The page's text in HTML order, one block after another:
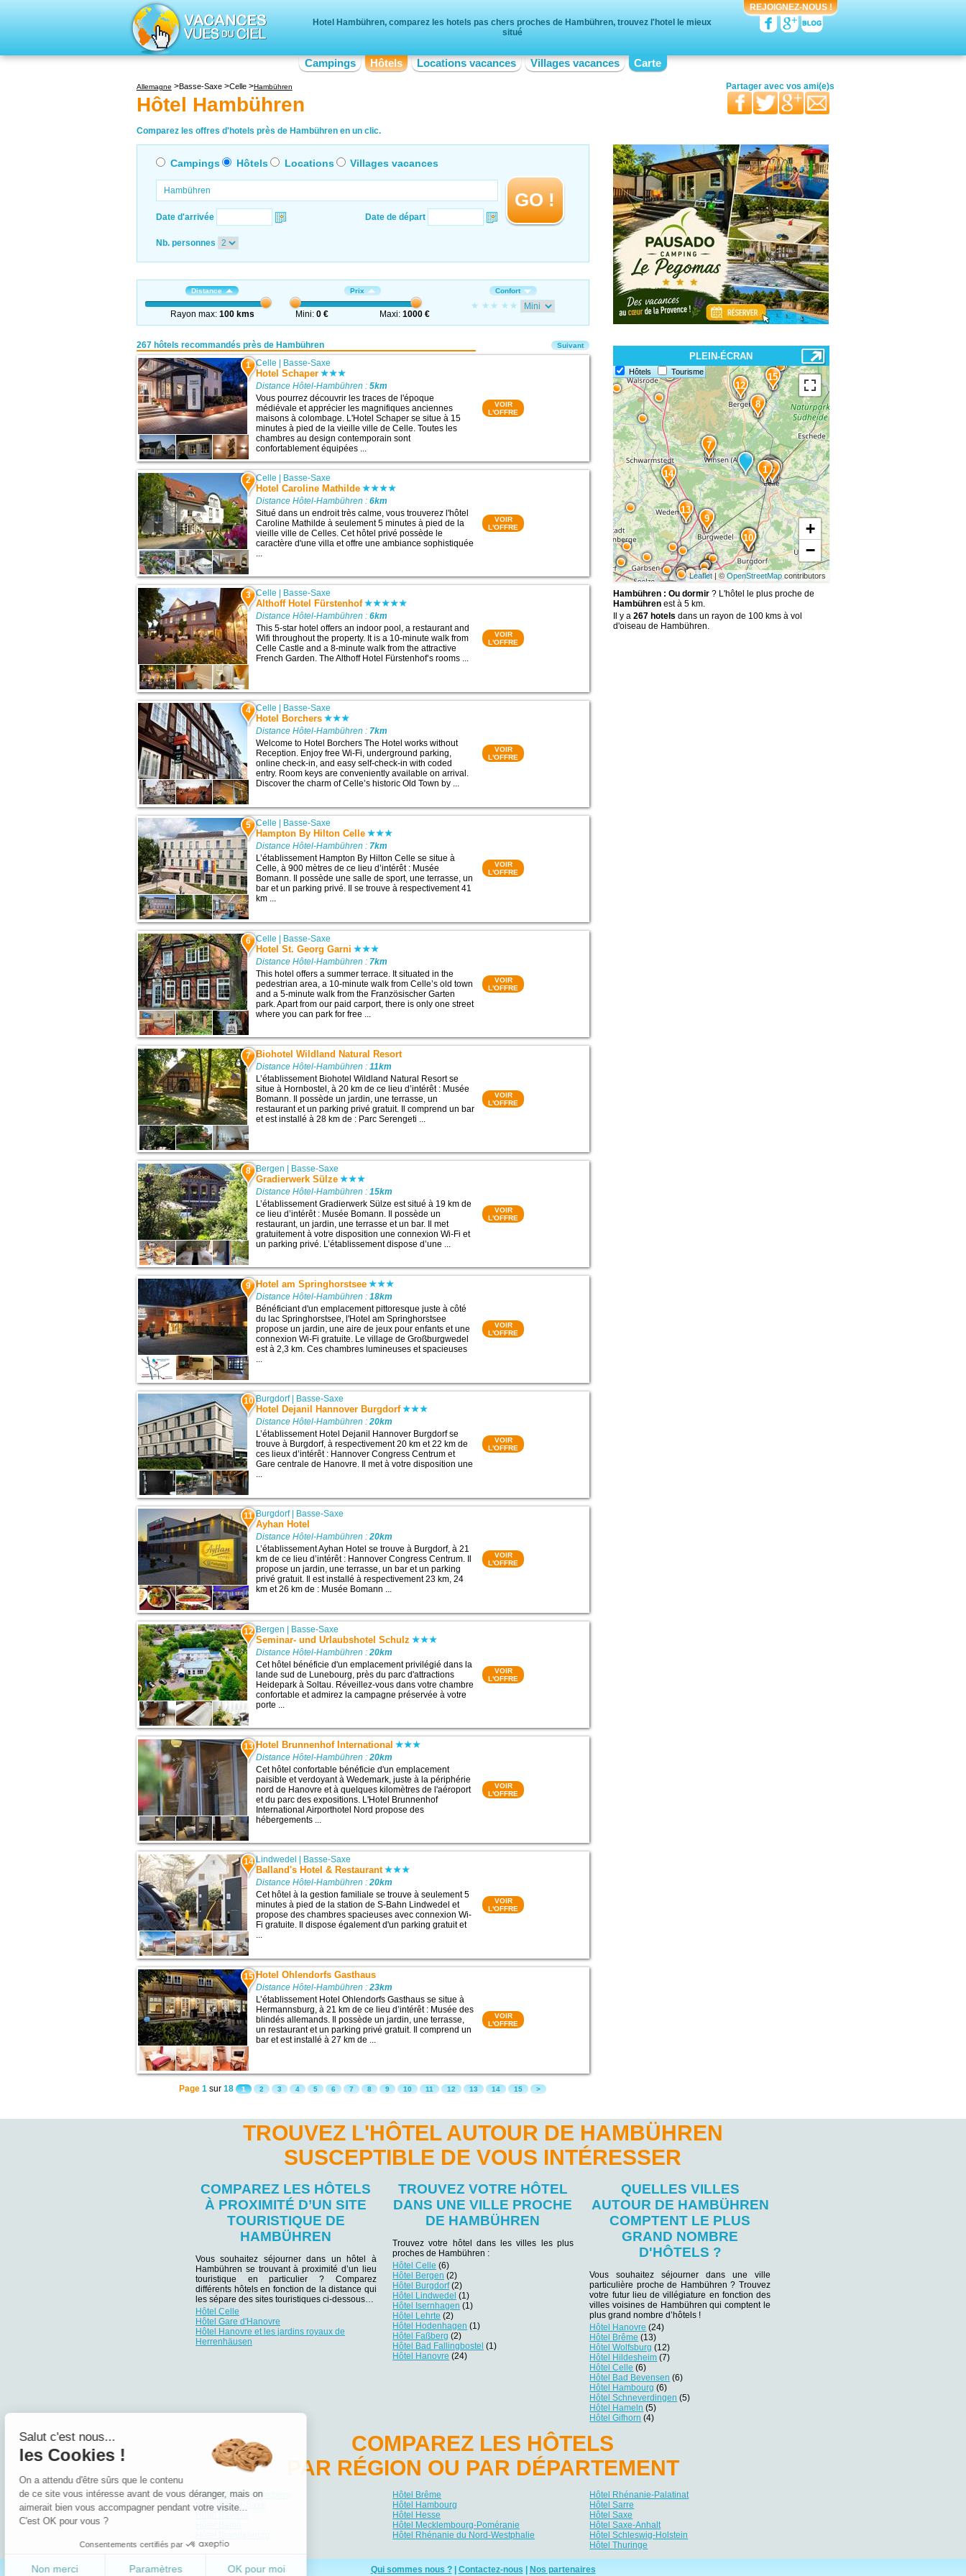
Hotel Hambühren, comparez les hotels pas chers proches de Hambühren, trouvez l'hotel le mieux
situé
REJOIGNEZ-NOUS !
Campings Hôtels Locations vacances Villages vacances Carte
Allemagne Basse-Saxe Celle Hambühren
Hôtel Hambühren
Partager avec
vos ami(e)s
votre famille
Comparez les offres d'hotels près de Hambühren en un clic.
Campings Hôtels Locations Villages vacances
Date d'arrivée Date de départ
GO !
Nb. personnes
Distance
Rayon max: 100 kms
Prix
Mini:0 € Maxi: 1000 €
Confort
267 hôtels recommandés près de Hambühren
1 Celle | Basse-Saxe
Hotel Schaper
Distance Hôtel-Hambühren :5km
Vous pourrez découvrir les traces de l'époque
médiévale et apprécier les magnifiques anciennes
maisons à colombage. L'Hotel Schaper se situe à 15
minutes à pied de la vieille ville de Celle. Toutes les
chambres au design contemporain sont
confortablement équipées ...
VOIR
L'OFFRE
2 Celle | Basse-Saxe
Hotel Caroline Mathilde
Distance Hôtel-Hambühren :6km
Situé dans un endroit très calme, vous trouverez l'hôtel
Caroline Mathilde à seulement 5 minutes à pied de la
vieille ville de Celles. Cet hôtel privé possède le
caractère d'une villa et offre une ambiance sophistiquée
VOIR
L'OFFRE
3 Celle Basse-Saxe
Althoff Hotel Fürstenhof
Distance Hôtel-Hambühren :6km
This 5-star hotel offers an indoor pool, a restaurant and
Wifi throughout the property. It is a 10-minute walk from
Celle Castle and a 8-minute walk from the attractive
French Garden. The Althoff Hotel Fürstenhof’s rooms ...
VOIR
L'OFFRE
4 Celle Basse-Saxe
Hotel Borchers
Distance Hôtel-Hambühren : 7km
Welcome to Hotel Borchers The Hotel works without
Reception. Enjoy free Wi-Fi, underground parking,
online check-in, and easy self-check-in with coded
entry. Room keys are conveniently available on arrival.
Discover the charm of Celle’s historic Old Town by ...
VOIR
L'OFFRE
5 Celle Basse-Saxe
Hampton By Hilton Celle
Distance Hôtel-Hambühren : 7km
L’établissement Hampton By Hilton Celle se situe à
Celle, à 900 mètres de ce lieu d’intérêt : Musée
Bomann. Il possède une salle de sport, une terrasse, un
bar et un parking privé. Il se trouve à respectivement 41
km ...
VOIR
L'OFFRE
6 Celle | Basse-Saxe
Hotel St. Georg Garni
Distance Hôtel-Hambühren : 7km
This hotel offers a summer terrace. It situated in the
pedestrian area, a 10-minute walk from Celle’s old town
and a 5-minute walk from the Französischer Garten
park. Apart from our paid carport, there is only one street
where you can park for free ...
VOIR
L'OFFRE
7 Biohotel Wildland Natural Resort
Distance Hôtel-Hambühren :11km
L’établissement Biohotel Wildland Natural Resort se
situe à Hornbostel, à 20 km de ce lieu d’intérêt : Musée
Bomann. Il possède un jardin, une terrasse, un
restaurant et un parking privé gratuit. Il comprend un bar
et est installé à 28 km de : Parc Serengeti ...
VOIR
L'OFFRE
8 Bergen | Basse-Saxe
Gradierwerk Sülze
Distance Hôtel-Hambühren :15km
L’établissement Gradierwerk Sülze est situé à 19 km de
ce lieu d’intérêt : Musée Bomann. Il possède un
restaurant, un jardin, une terrasse et un bar. Il met
gratuitement à votre disposition une connexion Wi-Fi et
un parking privé. L’établissement dispose d’une ...
VOIR
L'OFFRE
9 Hotel am Springhorstsee
Distance Hôtel-Hambühren :18km
Bénéficiant d'un emplacement pittoresque juste à côté
du lac Springhorstsee, l'Hotel am Springhorstsee
propose un jardin, une aire de jeux pour enfants et une
connexion Wi-Fi gratuite. Le village de Großburgwedel
est à 2,3 km. Ces chambres lumineuses et spacieuses
...
VOIR
L'OFFRE
10 Burgdorf| Basse-Saxe
Hotel Dejanil Hannover Burgdorf
Distance Hôtel-Hambühren :20km
L’établissement Hotel Dejanil Hannover Burgdorf se
trouve à Burgdorf, à respectivement 20 km et 22 km de
ces lieux d’intérêt : Hannover Congress Centrum et
Gare centrale de Hanovre. Il met à votre disposition une
...
VOIR
L'OFFRE
11 Burgdorf| Basse-Saxe
Ayhan Hotel
Distance Hôtel-Hambühren :20km
L’établissement Ayhan Hotel se trouve à Burgdorf, à 21
km de ce lieu d’intérêt : Hannover Congress Centrum. Il
propose un jardin, une terrasse, un bar et un parking
privé gratuit. Il est installé à respectivement 23 km, 24
km et 26 km de : Musée Bomann ...
VOIR
L'OFFRE
12 Bergen | Basse-Saxe
Seminar- und Urlaubshotel Schulz
Distance Hôtel-Hambühren :20km
Cet hôtel bénéficie d'un emplacement privilégié dans la
lande sud de Lunebourg, près du parc d'attractions
Heidepark à Soltau. Réveillez-vous dans votre chambre
confortable et admirez la campagne préservée à votre
porte ...
VOIR
L'OFFRE
13 Hotel Brunnenhof International
Distance Hôtel-Hambühren :20km
Cet hôtel confortable bénéficie d'un emplacement
paisible et verdoyant à Wedemark, juste à la périphérie
nord de Hanovre et à quelques kilomètres de l'aéroport
et du parc des expositions. L'Hotel Brunnenhof
International Airporthotel Nord propose des
hébergements ...
VOIR
L'OFFRE
14 Lindwedel Basse-Saxe
Balland's Hotel & Restaurant
Distance Hôtel-Hambühren :20km
Cet hôtel à la gestion familiale se trouve à seulement 5
minutes à pied de la station de S-Bahn Lindwedel et
propose des chambres spacieuses avec connexion Wi-
Fi gratuite. Il dispose également d'un parking gratuit et
...
VOIR
L'OFFRE
15 Hotel Ohlendorfs Gasthaus
Distance Hôtel-Hambühren :23km
L’établissement Hotel Ohlendorfs Gasthaus se situe à
Hermannsburg, à 21 km de ce lieu d’intérêt : Musée des
blindés allemands. Il possède un jardin, une terrasse,
un restaurant et un parking privé gratuit. Il comprend un
bar et est installé à 27 km de ...
VOIR
L'OFFRE
Suivant
Page 1 sur18 1 2 3 4 5 6 7 8 9 10 11 12 13 14 15 >
PLEIN-ÉCRAN
Hôtels Tourisme 15
14
13
12
11
10
9
8
7
6
5
4
3
2
1
+
−
Leaflet| ©OpenStreetMap contributors
Hambühren : Ou dormir? L'hôtel le plus proche de
Hambührenest à 5 km.
Il y a 267 hotels dans un rayon de 100 kms à vol
d'oiseau de Hambühren.
TROUVEZ L'HÔTEL AUTOUR DE HAMBÜHREN
SUSCEPTIBLE DE VOUS INTÉRESSER
COMPAREZ LES HÔTELS
À PROXIMITÉ D’UN SITE
TOURISTIQUE DE
HAMBÜHREN
Vous souhaitez séjourner dans un hôtel à
Hambühren se trouvant à proximité d’un lieu
touristique en particulier ? Comparez
différents hôtels en fonction de la distance qui
les sépare des sites touristiques ci-dessous…
Hôtel Celle
Hôtel Gare d'Hanovre
Hôtel Hanovre et les jardins royaux de
Herrenhäusen
TROUVEZ VOTRE HÔTEL
DANS UNE VILLE PROCHE
DE HAMBÜHREN
Trouvez votre hôtel dans les villes les plus
proches de Hambühren :
Hôtel Celle (6)
Hôtel Bergen (2)
Hôtel Burgdorf(2)
Hôtel Lindwedel (1)
Hôtel Isernhagen (1)
Hôtel Lehrte (2)
Hôtel Hodenhagen (1)
Hôtel Faßberg (2)
Hôtel Bad Fallingbostel (1)
Hôtel Hanovre (24)
QUELLES VILLES
AUTOUR DE HAMBÜHREN
COMPTENT LE PLUS
GRAND NOMBRE
D'HÔTELS ?
Vous souhaitez séjourner dans une ville
particulière proche de Hambühren ? Trouvez
votre futur lieu de villégiature en fonction des
villes voisines de Hambühren qui comptent le
plus grand nombre d’hôtels !
Hôtel Hanovre (24)
Hôtel Brême (13)
Hôtel Wolfsburg (12)
Hôtel Hildesheim (7)
Hôtel Celle (6)
Hôtel Bad Bevensen (6)
Hôtel Hambourg (6)
Hôtel Schneverdingen (5)
Hôtel Hameln (5)
Hôtel Gifhorn (4)
COMPAREZ LES HÔTELS
PAR RÉGION OU PAR DÉPARTEMENT
Hôtel Bade-Wurtemberg
Hôtel Basse-Saxe
Hôtel Brême
Hôtel Hambourg
Hôtel Hesse
Hôtel Mecklembourg-Poméranie
Hôtel Rhénanie du Nord-Westphalie
Hôtel Rhénanie-Palatinat
Hôtel Sarre
Hôtel Saxe
Hôtel Saxe-Anhalt
Hôtel Schleswig-Holstein
Hôtel Thuringe
Qui sommes nous ?| Contactez-nous | Nos partenaires
Salut c'est nous...
les Cookies !
On a attendu d'être sûrs que le contenu
de ce site vous intéresse avant de vous déranger, mais on
aimerait bien vous accompagner pendant votre visite...
C'est OK pour vous ?
Consentements certifiés par
Non merci Paramètres OK pour moi